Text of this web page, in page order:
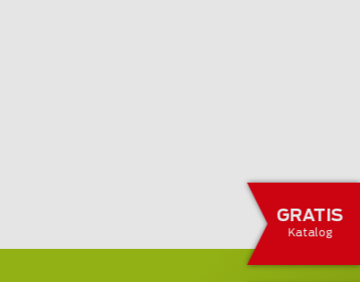
GRATIS
Katalog